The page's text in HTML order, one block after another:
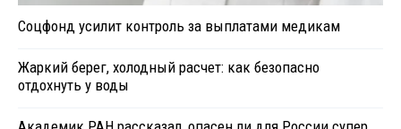
Соцфонд усилит контроль за выплатами медикам
Жаркий берег, холодный расчет: как безопасно
отдохнуть у воды